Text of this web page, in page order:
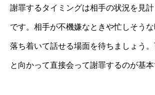
謝罪するタイミングは相手の状況を見
です。相手が不機嫌なときや忙しそうな
落ち着いて話せる場面を待ちましょう
と向かって直接会って謝罪するのが基本